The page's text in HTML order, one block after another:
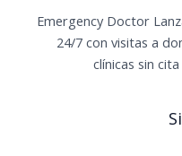
Emergency Doctor
24/7 con visitas a
clínicas sin